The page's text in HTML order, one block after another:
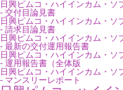
日興ピムコ・ハイインカム・ソ
- 交付目論見書
日興ピムコ・ハイインカム・ソ
- 請求目論見書
日興ピムコ・ハイインカム・ソ
- 最新の交付運用報告書
日興ピムコ・ハイインカム・ソ
- 運用報告書（全体版
日興ピムコ・ハイインカム・ソ
- マンスリーレポート